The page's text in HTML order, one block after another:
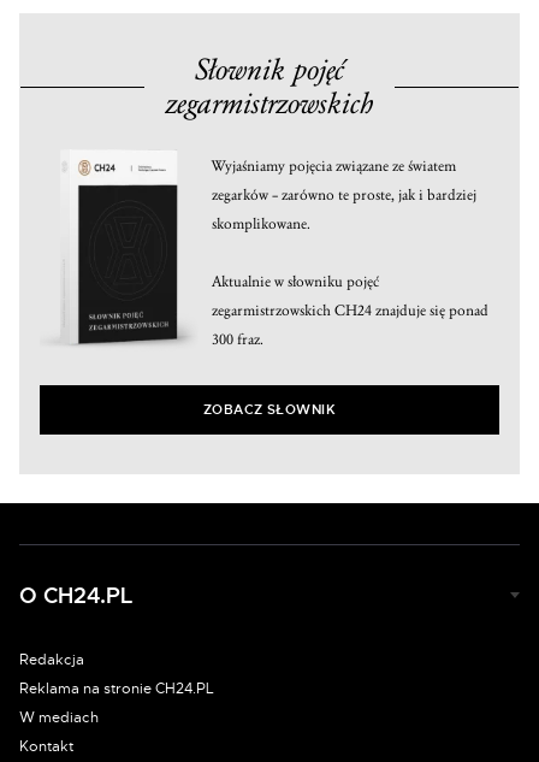
Słownik pojęć
zegarmistrzowskich
Wyjaśniamy pojęcia związane ze światem
zegarków – zarówno te proste, jak i bardziej
skomplikowane.
Aktualnie w słowniku pojęć
zegarmistrzowskich CH24 znajduje się ponad
300 fraz.
ZOBACZ SŁOWNIK
O CH24.PL
Redakcja
Reklama na stronie CH24.PL
W mediach
Kontakt